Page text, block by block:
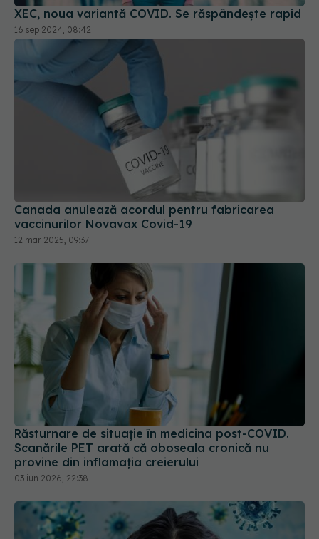
Canada anulează acordul pentru fabricarea
vaccinurilor Novavax Covid-19
Răsturnare de situație în medicina post-COVID.
Scanările PET arată că oboseala cronică nu
provine din inflamația creierului
03 iun 2026, 22:38